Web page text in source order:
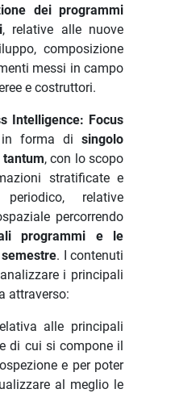
dei programmi
, relative alle nuove
composizione
messi in campo
e costruttori.
Intelligence: Focus
in forma di singolo
, con lo scopo
stratificate e
relative
percorrendo
programmi e le
. I contenuti
i principali
attraverso:
alle principali
di cui si compone il
e per poter
al meglio le